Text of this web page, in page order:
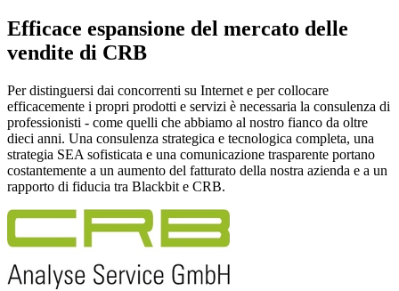
Efficace espansione del mercato delle
vendite di CRB
Per distinguersi dai concorrenti su Internet e per collocare
efficacemente i propri prodotti e servizi è necessaria la consulenza di
professionisti - come quelli che abbiamo al nostro fianco da oltre
dieci anni. Una consulenza strategica e tecnologica completa, una
strategia SEA sofisticata e una comunicazione trasparente portano
costantemente a un aumento del fatturato della nostra azienda e a un
rapporto di fiducia tra Blackbit e CRB.